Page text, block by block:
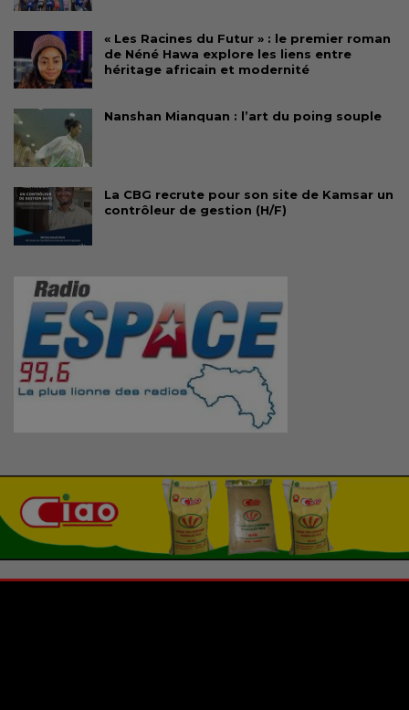
« Les Racines du Futur » : le premier roman
de Néné Hawa explore les liens entre
héritage africain et modernité
Nanshan Mianquan : l’art du poing souple
La CBG recrute pour son site de Kamsar un
contrôleur de gestion (H/F)